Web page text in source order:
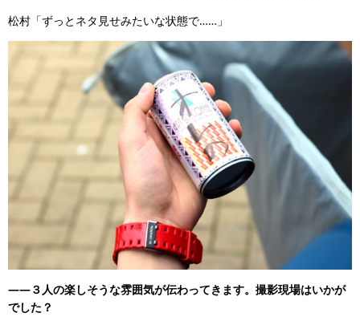
松村「ずっとネタ見せみたいな状態で……」
――３人の楽しそうな雰囲気が伝わってきます。撮影現場はいかが
でした？